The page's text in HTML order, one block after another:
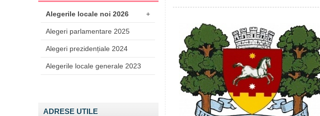
Alegerile locale noi 2026 +
Alegeri parlamentare 2025
Alegeri prezidențiale 2024
Alegerile locale generale 2023
ADRESE UTILE